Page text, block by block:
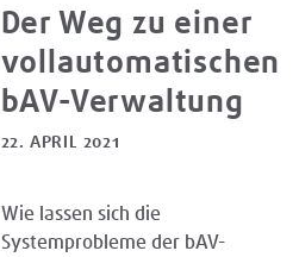
Der Weg zu einer
vollautomatischen
bAV-Verwaltung
22. APRIL 2021
Wie lassen sich die
Systemprobleme der bAV-